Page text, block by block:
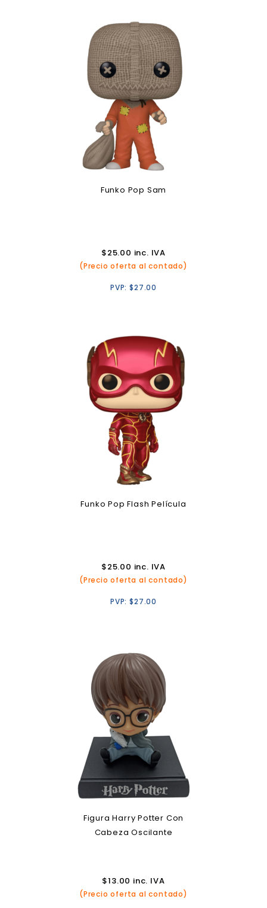
Funko Pop Sam
$25.00 inc. IVA
(Precio oferta al contado)
PVP:$27.00
Funko Pop Flash Película
$25.00 inc. IVA
(Precio oferta al contado)
PVP:$27.00
Figura Harry Potter Con
Cabeza Oscilante
$13.00 inc. IVA
(Precio oferta al contado)